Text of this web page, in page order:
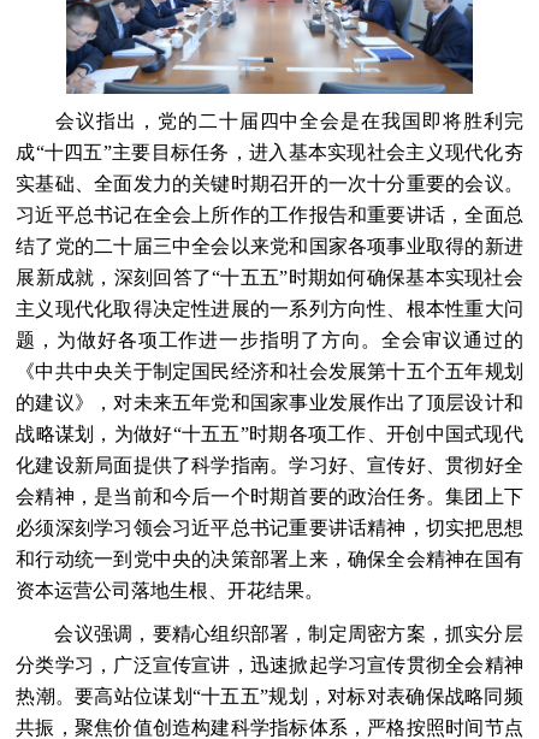
会议指出，党的二十届四中全会是在我国即将胜利完
成“十四五”主要目标任务，进入基本实现社会主义现代化夯
实基础、全面发力的关键时期召开的一次十分重要的会议。
习近平总书记在全会上所作的工作报告和重要讲话，全面总
结了党的二十届三中全会以来党和国家各项事业取得的新进
展新成就，深刻回答了“十五五”时期如何确保基本实现社会
主义现代化取得决定性进展的一系列方向性、根本性重大问
题，为做好各项工作进一步指明了方向。全会审议通过的
《中共中央关于制定国民经济和社会发展第十五个五年规划
的建议》，对未来五年党和国家事业发展作出了顶层设计和
战略谋划，为做好“十五五”时期各项工作、开创中国式现代
化建设新局面提供了科学指南。学习好、宣传好、贯彻好全
会精神，是当前和今后一个时期首要的政治任务。集团上下
必须深刻学习领会习近平总书记重要讲话精神，切实把思想
和行动统一到党中央的决策部署上来，确保全会精神在国有
资本运营公司落地生根、开花结果。
会议强调，要精心组织部署，制定周密方案，抓实分层
分类学习，广泛宣传宣讲，迅速掀起学习宣传贯彻全会精神
热潮。要高站位谋划“十五五”规划，对标对表确保战略同频
共振，聚焦价值创造构建科学指标体系，严格按照时间节点